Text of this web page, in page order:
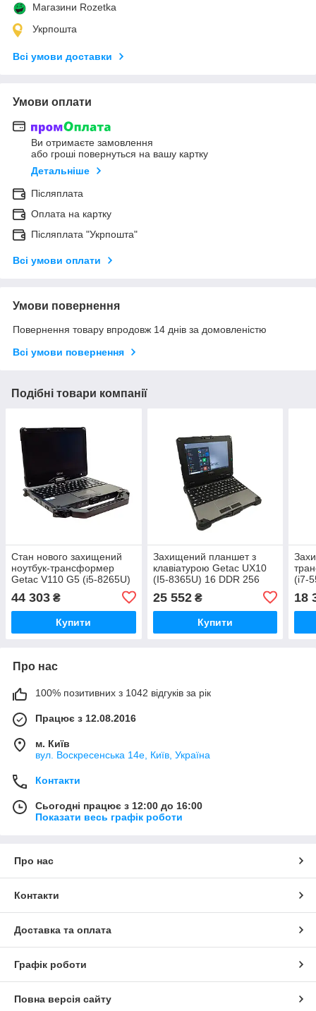
Магазини Rozetka
Укрпошта
Всі умови доставки
Умови оплати
Ви отримаєте замовлення
або гроші повернуться на вашу картку
Детальніше
Післяплата
Оплата на картку
Післяплата "Укрпошта"
Всі умови оплати
Умови повернення
Повернення товару впродовж 14 днів за домовленістю
Всі умови повернення
Подібні товари компанії
Стан нового захищений
ноутбук-трансформер
Getac V110 G5 (i5-8265U)
32 GB DDR4, 512 GB SSD,
FullHD IPS
44 303 ₴
Купити
Захищений планшет з
клавіатурою Getac UX10
(I5-8365U) 16 DDR 256
25 552₴
Купити
(i7-
18
Про нас
100% позитивних з 1042 відгуків за рік
Працює з 12.08.2016
м. Київ
вул. Воскресенська 14е, Київ, Україна
Контакти
Сьогодні працює з 12:00 до 16:00
Показати весь графік роботи
Про нас
Контакти
Доставка та оплата
Графік роботи
Повна версія сайту